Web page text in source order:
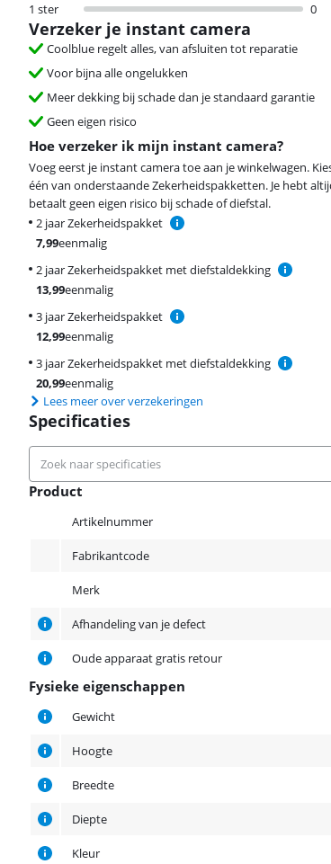
1 ster
0
Verzeker je instant camera
Coolblue regelt alles, van afsluiten tot reparatie
Voor bijna alle ongelukken
Meer dekking bij schade dan je standaard garantie
Geen eigen risico
Hoe verzeker ik mijn instant camera?
Voeg eerst je instant camera toe aan je winkelwagen.
één van onderstaande Zekerheidspakketten. Je hebt
betaalt geen eigen risico bij schade of diefstal.
2 jaar Zekerheidspakket
7,99eenmalig
2 jaar Zekerheidspakket met diefstaldekking
13,99eenmalig
3 jaar Zekerheidspakket
12,99eenmalig
3 jaar Zekerheidspakket met diefstaldekking
20,99eenmalig
Lees meer over verzekeringen
Specificaties
Product
Artikelnummer
Fabrikantcode
Merk
Afhandeling van je defect
Oude apparaat gratis retour
Fysieke eigenschappen
Fysieke eigenschappen
Gewicht
Hoogte
Breedte
Diepte
Kleur